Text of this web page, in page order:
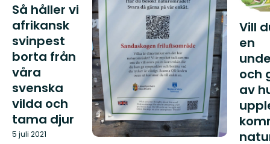
Så håller vi
afrikansk
svinpest
borta från
våra
svenska
vilda och
tama djur
5 juli 2021
Vill
en
och
av